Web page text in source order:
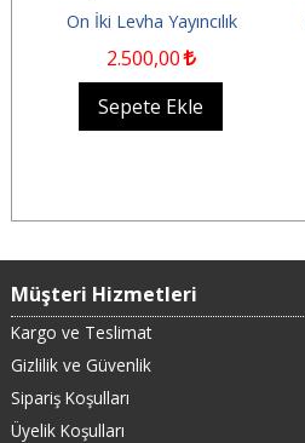
Yıl Durağı (1996-2026)
On İki Levha Yayıncılık
2.500,00
Sepete Ekle
Müşteri Hizmetleri
Kargo ve Teslimat
Gizlilik ve Güvenlik
Sipariş Koşulları
Üyelik Koşulları